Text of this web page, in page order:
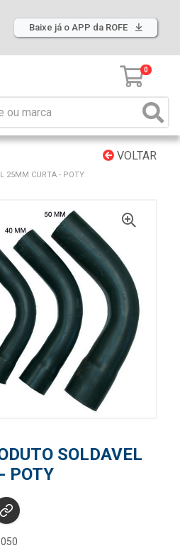
Baixe já o APP da ROFE
0
VOLTAR
25MM CURTA - POTY
SOLDAVEL
POTY